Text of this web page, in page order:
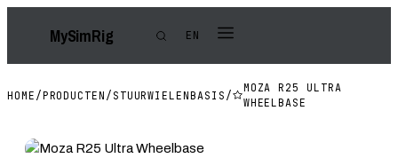
MySimRig EN
HOME /PRODUCTEN / STUURWIELENBASIS /
MOZA R25 ULTRA
WHEELBASE